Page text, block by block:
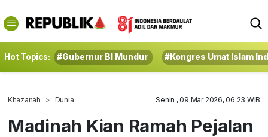
Hot Topics: #Gubernur BI Mundur #Kongres Umat Islam
Khazanah Dunia Senin , 09 Mar 2026, 06:23 WIB
Madinah Kian Ramah Pejalan